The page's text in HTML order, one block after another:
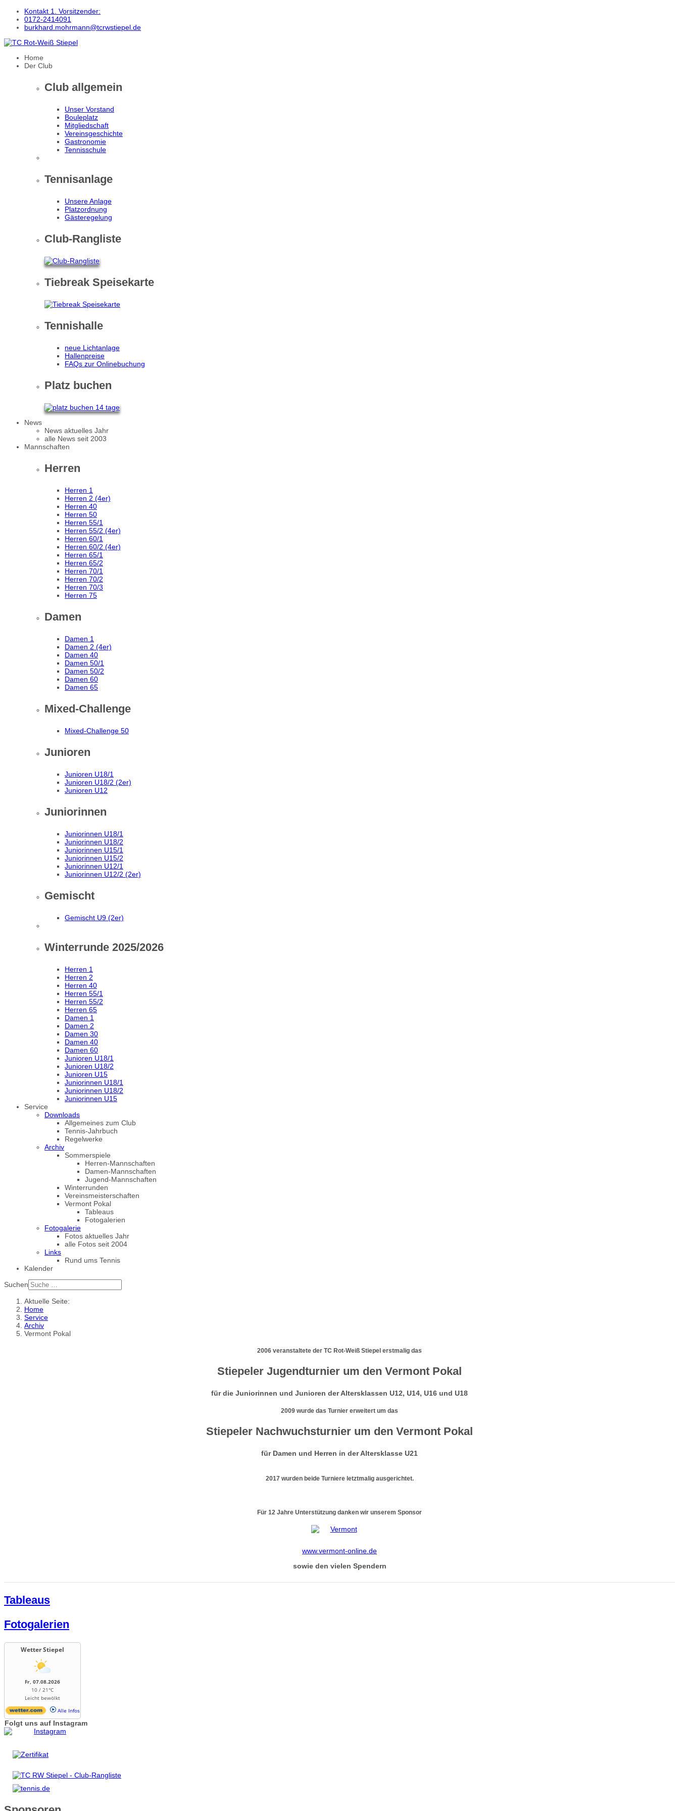
Kontakt 1. Vorsitzender:
0172-2414091
burkhard.mohrmann@tcrwstiepel.de
Home
Der Club
Club allgemein
Unser Vorstand
Bouleplatz
Mitgliedschaft
Vereinsgeschichte
Gastronomie
Tennisschule
Tennisanlage
Unsere Anlage
Platzordnung
Gästeregelung
Club-Rangliste
Tiebreak Speisekarte
Tennishalle
neue Lichtanlage
Hallenpreise
FAQs zur Onlinebuchung
Platz buchen
News
News aktuelles Jahr
alle News seit 2003
Mannschaften
Herren
Herren 1
Herren 2 (4er)
Herren 40
Herren 50
Herren 55/1
Herren 55/2 (4er)
Herren 60/1
Herren 60/2 (4er)
Herren 65/1
Herren 65/2
Herren 70/1
Herren 70/2
Herren 70/3
Herren 75
Damen
Damen 1
Damen 2 (4er)
Damen 40
Damen 50/1
Damen 50/2
Damen 60
Damen 65
Mixed-Challenge
Mixed-Challenge 50
Junioren
Junioren U18/1
Junioren U18/2 (2er)
Junioren U12
Juniorinnen
Juniorinnen U18/1
Juniorinnen U18/2
Juniorinnen U15/1
Juniorinnen U15/2
Juniorinnen U12/1
Juniorinnen U12/2 (2er)
Gemischt
Gemischt U9 (2er)
Winterrunde 2025/2026
Herren 1
Herren 2
Herren 40
Herren 55/1
Herren 55/2
Herren 65
Damen 1
Damen 2
Damen 30
Damen 40
Damen 60
Junioren U18/1
Junioren U18/2
Junioren U15
Juniorinnen U18/1
Juniorinnen U18/2
Juniorinnen U15
Service
Downloads
Allgemeines zum Club
Tennis-Jahrbuch
Regelwerke
Archiv
Sommerspiele
Herren-Mannschaften
Damen-Mannschaften
Jugend-Mannschaften
Winterrunden
Vereinsmeisterschaften
Vermont Pokal
Tableaus
Fotogalerien
Fotogalerie
Fotos aktuelles Jahr
alle Fotos seit 2004
Links
Rund ums Tennis
Kalender
Suchen
Aktuelle Seite:
Home
Service
Archiv
Vermont Pokal
2006 veranstaltete der TC Rot-Weiß Stiepel erstmalig das
Stiepeler Jugendturnier um den Vermont Pokal
für die Juniorinnen und Junioren der Altersklassen U12, U14, U16 und U18
2009 wurde das Turnier erweitert um das
Stiepeler Nachwuchsturnier um den Vermont Pokal
für Damen und Herren in der Altersklasse U21
2017 wurden beide Turniere letztmalig ausgerichtet.
Für 12 Jahre Unterstützung danken wir unserem Sponsor
www.vermont-online.de
sowie den vielen Spendern
Tableaus
Fotogalerien
Wetter Stiepel
Fr, 07.08.2026
10 / 21°C
Leicht bewölkt
Alle Infos
Folgt uns auf Instagram